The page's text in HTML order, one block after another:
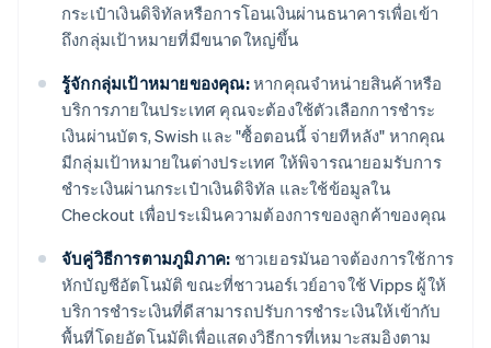
กระเป๋าเงินดิจิทัลหรือการโอนเงินผ่านธนาคารเพื่อเข้า
ถึงกลุ่มเป้าหมายที่มีขนาดใหญ่ขึ้น
รู้จักกลุ่มเป้าหมายของคุณ:หากคุณจำหน่ายสินค้าหรือ
บริการภายในประเทศ คุณจะต้องใช้ตัวเลือกการชำระ
เงินผ่านบัตร, Swish และ "ซื้อตอนนี้ จ่ายทีหลัง" หากคุณ
มีกลุ่มเป้าหมายในต่างประเทศ ให้พิจารณายอมรับการ
ชำระเงินผ่านกระเป๋าเงินดิจิทัล และใช้ข้อมูลใน
Checkout เพื่อประเมินความต้องการของลูกค้าของคุณ
จับคู่วิธีการตามภูมิภาค: ชาวเยอรมันอาจต้องการใช้การ
หักบัญชีอัตโนมัติ ขณะที่ชาวนอร์เวย์อาจใช้ Vipps ผู้ให้
บริการชำระเงินที่ดีสามารถปรับการชำระเงินให้เข้ากับ
พื้นที่โดยอัตโนมัติเพื่อแสดงวิธีการที่เหมาะสมอิงตาม